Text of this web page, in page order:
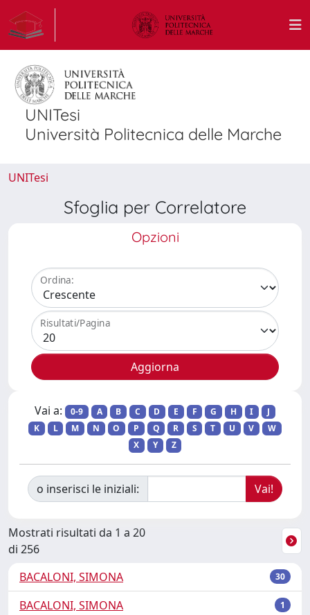
UNITesi
Università Politecnica delle Marche
UNITesi
Sfoglia per Correlatore
Opzioni
Ordina:
Risultati/Pagina
Vai a: 0-9 A B C D E F G H I
J
K
L M N O P Q R S T U V
W
X
Y Z
o inserisci le iniziali:
Mostrati risultati da 1 a 20
di 256
BACALONI, SIMONA
30
BACALONI, SIMONA 1